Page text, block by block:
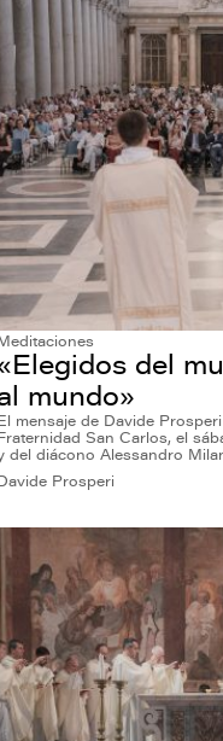
del
mundo»
mensaje de Davide
San Carlos, el
del diácono Alessandro
Prosperi